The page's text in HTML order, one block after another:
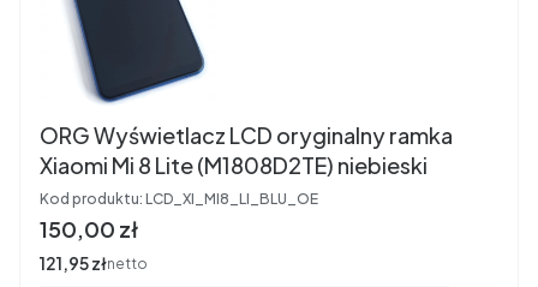
ORG Wyświetlacz LCD oryginalny ramka
Xiaomi Mi 8 Lite (M1808D2TE) niebieski
Kod produktu: LCD_XI_MI8_LI_BLU_OE
Cena
150,00 zł
Cena
121,95 złnetto